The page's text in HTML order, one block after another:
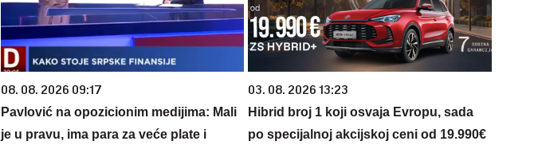
08. 08. 2026 09:17
Pavlović na opozicionim medijima: Mali
je u pravu, ima para za veće plate i
03. 08. 2026 13:23
Hibrid broj 1 koji osvaja Evropu, sada
po specijalnoj akcijskoj ceni od 19.990€